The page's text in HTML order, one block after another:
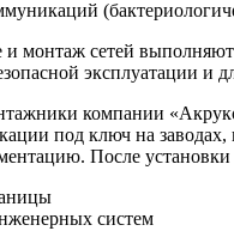
монтаж сетей
эксплуатации и
компании
под ключ на
После
систем